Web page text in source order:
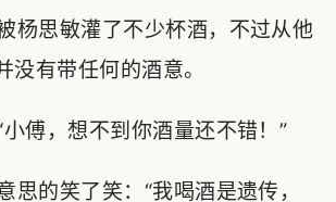
杨思敏灌了不少杯酒，不过从他
没有带任何的酒意。
傅，想不到你酒量还不错！”
的笑了笑：“我喝酒是遗传，